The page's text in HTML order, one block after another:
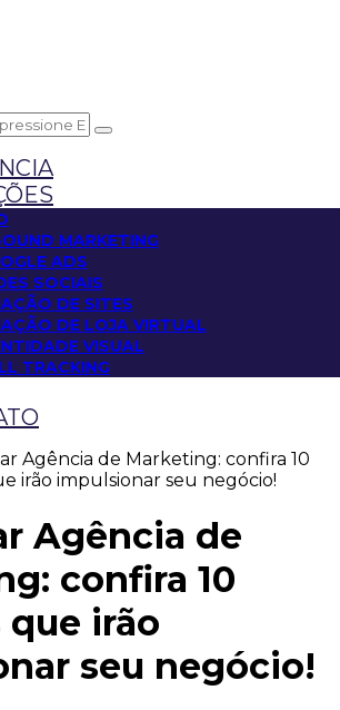
MARKETING
ADS
SOCIAIS
DE SITES
DE LOJA VIRTUAL
VISUAL
TRACKING
Agência de Marketing: confira 10
irão impulsionar seu negócio!
Agência de
confira 10
irão
seu negócio!